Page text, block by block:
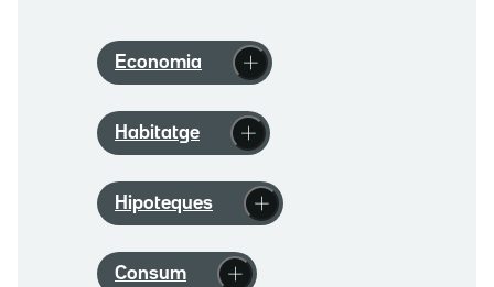
Economia
Habitatge
Hipoteques
Consum